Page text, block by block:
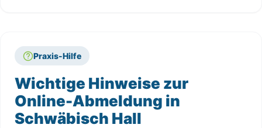
Praxis-Hilfe
Wichtige Hinweise zur
Online-Abmeldung in
Schwäbisch Hall